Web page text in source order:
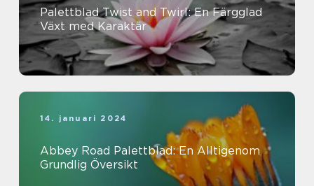
Palettblad Twist and Twirl: En Färgglad
Växt med Karaktär
14. januari 2024
Abbey Road Palettblad: En Alltigenom
Grundlig Översikt